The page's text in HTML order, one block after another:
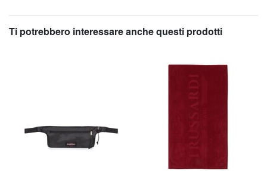
Ti potrebbero interessare anche questi prodotti